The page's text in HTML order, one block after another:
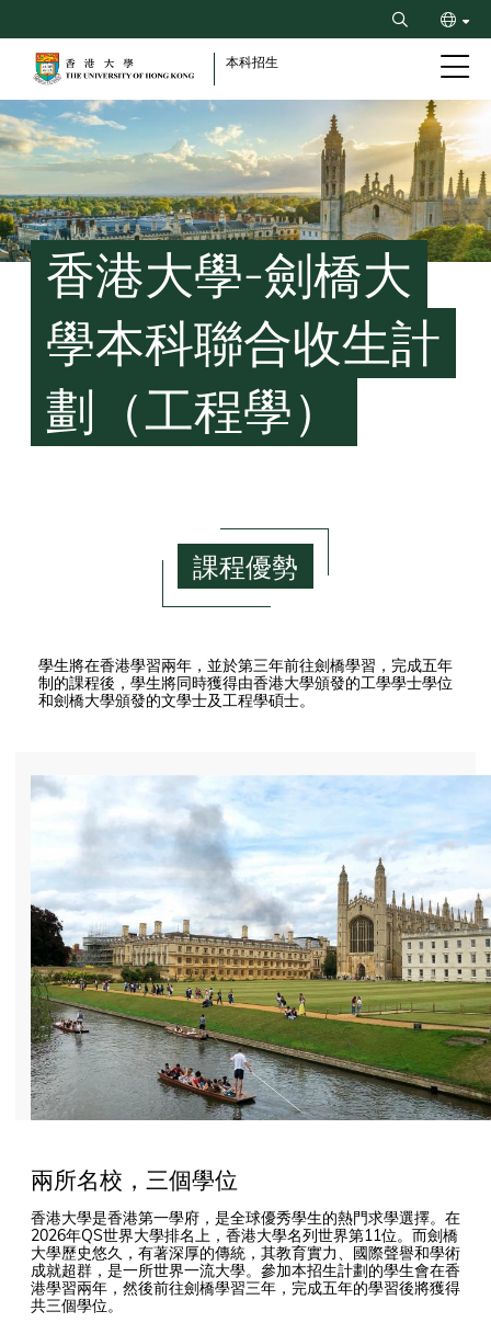
to
content
Search
简
本科招生
Breadcrumb
香港大學-劍橋大
學本科聯合收生計
劃（工程學）
課程優勢
學生將在香港學習兩年，並於第三年前往劍橋學習，完成五年
制的課程後，學生將同時獲得由香港大學頒發的工學學士學位
和劍橋大學頒發的文學士及工程學碩士。
兩所名校，三個學位
香港大學是香港第一學府，是全球優秀學生的熱門求學選擇。在
2026年QS世界大學排名上，香港大學名列世界第11位。而劍橋
大學歷史悠久，有著深厚的傳統，其教育實力、國際聲譽和學術
成就超群，是一所世界一流大學。參加本招生計劃的學生會在香
港學習兩年，然後前往劍橋學習三年，完成五年的學習後將獲得
共三個學位。